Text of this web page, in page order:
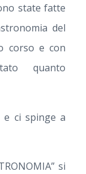
state fatte
del
corso e con
quanto
e ci spinge a
si